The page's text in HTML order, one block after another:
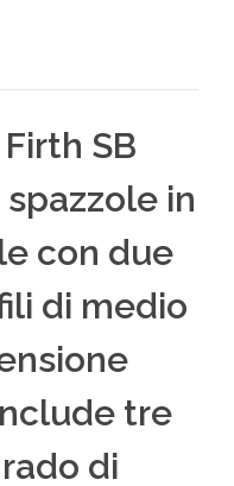
SB
in
con due
di medio
tre
di